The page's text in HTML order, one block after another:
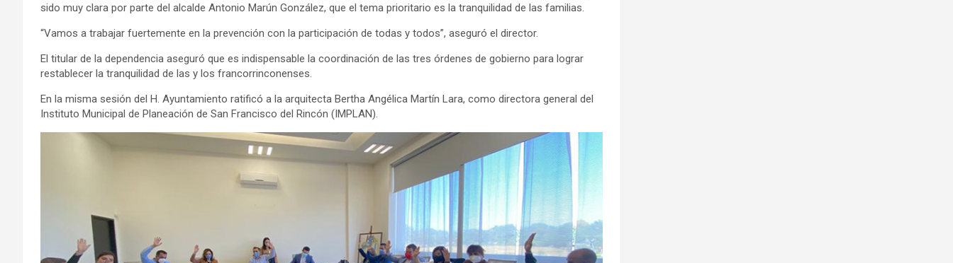
sido muy clara por parte del alcalde Antonio Marún González, que el tema prioritario es la tranquilidad de las familias.
“Vamos a trabajar fuertemente en la prevención con la participación de todas y todos”, aseguró el director.
El titular de la dependencia aseguró que es indispensable la coordinación de las tres órdenes de gobierno para lograr
restablecer la tranquilidad de las y los francorrinconenses.
En la misma sesión del H. Ayuntamiento ratificó a la arquitecta Bertha Angélica Martín Lara, como directora general del
Instituto Municipal de Planeación de San Francisco del Rincón (IMPLAN).